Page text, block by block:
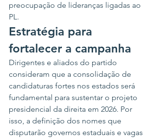
preocupação de lideranças ligadas ao
PL.
Estratégia para
fortalecer a campanha
Dirigentes e aliados do partido
consideram que a consolidação de
candidaturas fortes nos estados será
fundamental para sustentar o projeto
presidencial da direita em 2026. Por
isso, a definição dos nomes que
disputarão governos estaduais e vagas